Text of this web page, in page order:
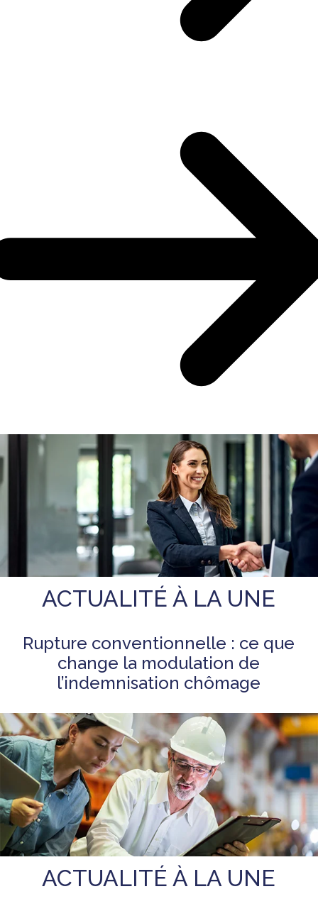
ACTUALITÉ À LA UNE
Rupture conventionnelle : ce que
change la modulation de
l’indemnisation chômage
ACTUALITÉ À LA UNE